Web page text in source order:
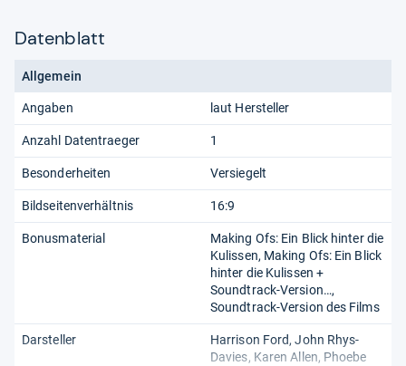
Datenblatt
Allgemein
Angaben laut Hersteller
Anzahl Datentraeger 1
Besonderheiten Versiegelt
Bildseitenverhältnis 16:9
Bonusmaterial
Making Ofs: Ein Blick hinter die
Kulissen, Making Ofs: Ein Blick
hinter die Kulissen +
Soundtrack-Version…,
Soundtrack-Version des Films
Darsteller
Harrison Ford, John Rhys-
Davies, Karen Allen, Phoebe